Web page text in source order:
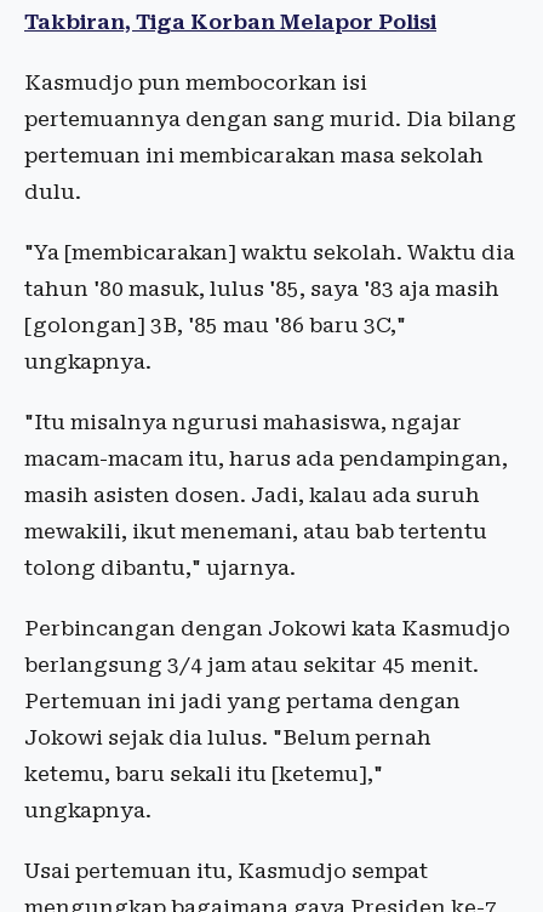
Takbiran, Tiga Korban Melapor Polisi
Kasmudjo pun membocorkan isi
pertemuannya dengan sang murid. Dia bilang
pertemuan ini membicarakan masa sekolah
dulu.
"Ya [membicarakan] waktu sekolah. Waktu dia
tahun '80 masuk, lulus '85, saya '83 aja masih
[golongan] 3B, '85 mau '86 baru 3C,"
ungkapnya.
"Itu misalnya ngurusi mahasiswa, ngajar
macam-macam itu, harus ada pendampingan,
masih asisten dosen. Jadi, kalau ada suruh
mewakili, ikut menemani, atau bab tertentu
tolong dibantu," ujarnya.
Perbincangan dengan Jokowi kata Kasmudjo
berlangsung 3/4 jam atau sekitar 45 menit.
Pertemuan ini jadi yang pertama dengan
Jokowi sejak dia lulus. "Belum pernah
ketemu, baru sekali itu [ketemu],"
ungkapnya.
Usai pertemuan itu, Kasmudjo sempat